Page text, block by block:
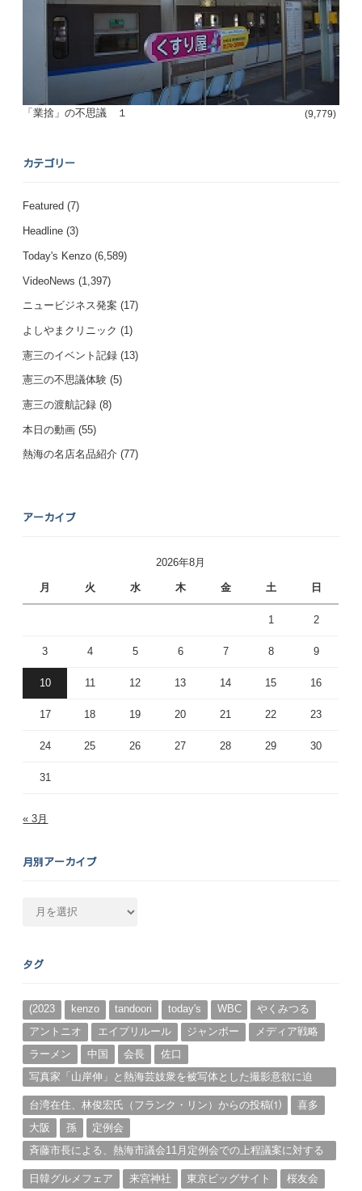
「業捨」の不思議 １ (9,779)
カテゴリー
Featured (7)
Headline (3)
Today's Kenzo (6,589)
VideoNews (1,397)
ニュービジネス発案 (17)
よしやまクリニック (1)
憲三のイベント記録 (13)
憲三の不思議体験 (5)
憲三の渡航記録 (8)
本日の動画 (55)
熱海の名店名品紹介 (77)
アーカイブ
2026年8月
月 火 水 木 金 土 日
1 2
3 4 5 6 7 8 9
10 11 12 13 14 15 16
17 18 19 20 21 22 23
24 25 26 27 28 29 30
31
« 3月
月別アーカイブ
カ
ブ
タグ
(2023 kenzo tandoori today's WBC
やくみつる
アントニオ
エイプリルール ジャンボー
メディア戦略
ラーメン
中国 会長
佐口
写真家「山岸伸」と熱海芸妓衆を被写体とした撮影意欲に迫
台湾在住、林俊宏氏（フランク・リン）からの投稿⑴
喜多
大阪
孫
定例会
斉藤市長による、熱海市議会11月定例会での上程議案に対する
日韓グルメフェア
来宮神社 東京ビッグサイト 桜友会